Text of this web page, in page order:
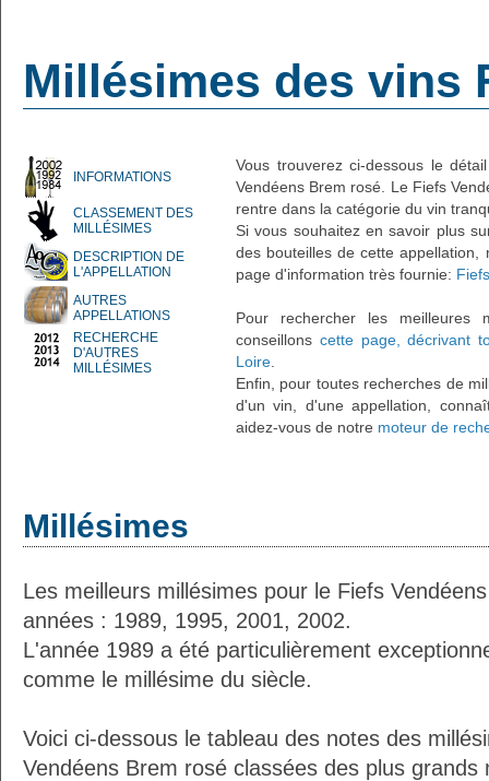
Millésimes des vins
INFORMATIONS
CLASSEMENT DES
MILLÉSIMES
DESCRIPTION DE
L'APPELLATION
AUTRES
APPELLATIONS
RECHERCHE
D'AUTRES
MILLÉSIMES
Vous trouverez ci-dessous le
Vendéens Brem rosé. Le Fiefs
rentre dans la catégorie du vin
Si vous souhaitez en savoir plus
des bouteilles de cette appellation,
page d'information très fournie:
Pour rechercher les meilleures
conseillons cette page, décrivant
Loire
Enfin, pour toutes recherches de
d'un vin, d'une appellation,
aidez-vous de notre moteur de
Millésimes
Les meilleurs millésimes pour le Fiefs
années : 1989, 1995, 2001, 2002.
L'année 1989 a été particulièrement
comme le millésime du siècle.
Voici ci-dessous le tableau des notes des
Vendéens Brem rosé classées des plus grands